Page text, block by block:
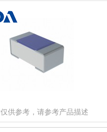
供参考，请参考产品描述